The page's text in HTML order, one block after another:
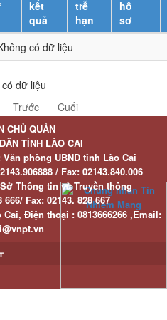
kết
quả
trễ
hạn
hồ
sơ
có dữ liệu
dữ liệu
Trước Cuối
CHỦ QUẢN
TỈNH LÀO CAI
phòng UBND tỉnh Lào Cai
/ Fax:02143.840.006
Thông tin và Truyền thông
666/ Fax:02143. 828 667
Cai, Điện thoại : 0813666266 ,Email: